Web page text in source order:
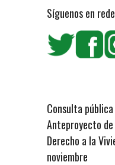
Síguenos en
Consulta
Anteproyecto
Derecho a la
noviembre